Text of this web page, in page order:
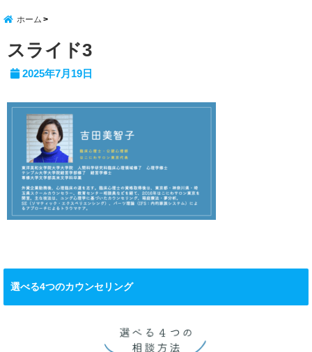
ホーム
スライド3
2025年7月19日
選べる4つのカウンセリング